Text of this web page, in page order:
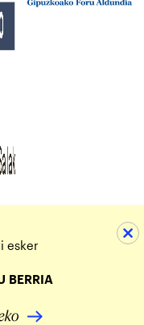
esker
BERRIA